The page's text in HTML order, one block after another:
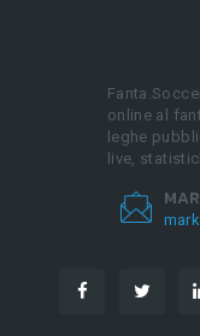
online al
leghe
live,